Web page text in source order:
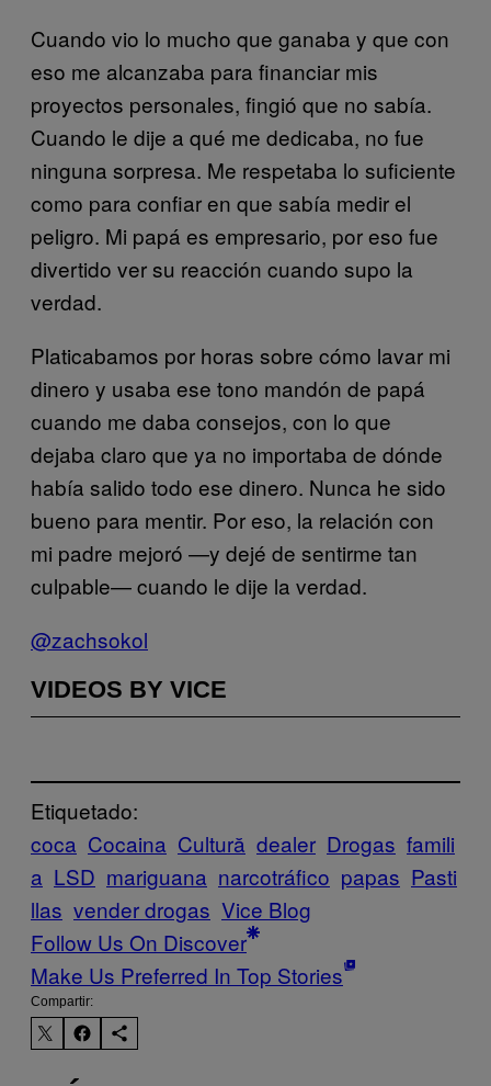
Cuando vio lo mucho que ganaba y que con
eso me alcanzaba para financiar mis
proyectos personales, fingió que no sabía.
Cuando le dije a qué me dedicaba, no fue
ninguna sorpresa. Me respetaba lo suficiente
como para confiar en que sabía medir el
peligro. Mi papá es empresario, por eso fue
divertido ver su reacción cuando supo la
verdad.
Platicabamos por horas sobre cómo lavar mi
dinero y usaba ese tono mandón de papá
cuando me daba consejos, con lo que
dejaba claro que ya no importaba de dónde
había salido todo ese dinero. Nunca he sido
bueno para mentir. Por eso, la relación con
mi padre mejoró —y dejé de sentirme tan
culpable— cuando le dije la verdad.
@zachsokol
VIDEOS BY VICE
Etiquetado:
coca Cocaina Cultură dealer Drogas famili
a LSD mariguana narcotráfico papas Pasti
llas vender drogas Vice Blog
Follow Us On Discover
Make Us Preferred In Top Stories
Compartir: